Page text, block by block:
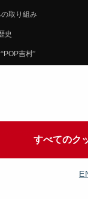
取り組み
史
吉村”
すべてのク